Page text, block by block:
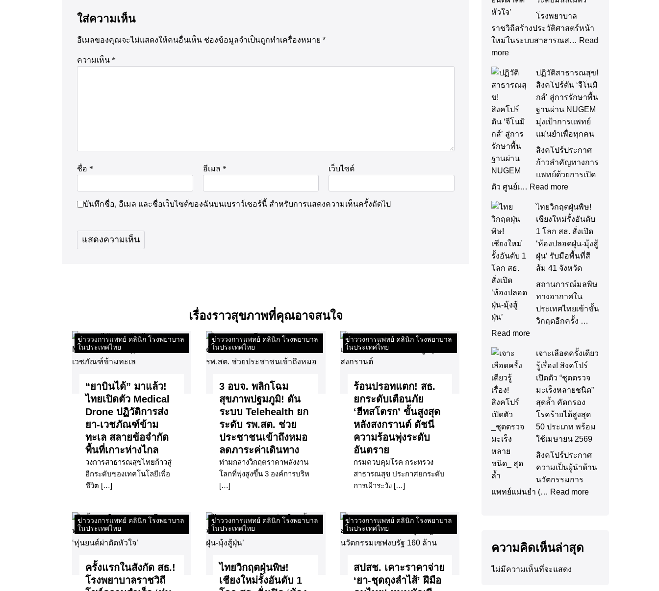
ใส่ความเห็น
อีเมลของคุณจะไม่แสดงให้คนอื่นเห็น ช่องข้อมูลจำเป็นถูกทำเครื่องหมาย *
ความเห็น *
ชื่อ * อีเมล * เว็บไซต์
บันทึกชื่อ, อีเมล และชื่อเว็บไซต์ของฉันบนเบราว์เซอร์นี้ สำหรับการแสดงความเห็นครั้งถัดไป
เรื่องราวสุขภาพที่คุณอาจสนใจ
ข่าววงการแพทย์ คลินิก โรงพยาบาล
ในประเทศไทย
“ยาบินได้” มาแล้ว!
ไทยเปิดตัว Medical
Drone ปฏิวัติการส่ง
ยา-เวชภัณฑ์ข้าม
ทะเล สลายข้อจำกัด
พื้นที่เกาะห่างไกล
วงการสาธารณสุขไทยก้าวสู่
อีกระดับของเทคโนโลยีเพื่อ
ชีวิต […]
ข่าววงการแพทย์ คลินิก โรงพยาบาล
ในประเทศไทย
3 อบจ. พลิกโฉม
สุขภาพปฐมภูมิ! ดัน
ระบบ Telehealth ยก
ระดับ รพ.สต. ช่วย
ประชาชนเข้าถึงหมอ
ลดภาระค่าเดินทาง
ท่ามกลางวิกฤตราคาพลังงาน
โลกที่พุ่งสูงขึ้น 3 องค์การบริห
[…]
ข่าววงการแพทย์ คลินิก โรงพยาบาล
ในประเทศไทย
ร้อนปรอทแตก! สธ.
ยกระดับเตือนภัย
‘ฮีทสโตรก’ ขั้นสูงสุด
หลังสงกรานต์ ดัชนี
ความร้อนพุ่งระดับ
อันตราย
กรมควบคุมโรค กระทรวง
สาธารณสุข ประกาศยกระดับ
การเฝ้าระวัง […]
ข่าววงการแพทย์ คลินิก โรงพยาบาล
ในประเทศไทย
ครั้งแรกในสังกัด สธ.!
โรงพยาบาลราชวิถี
ข่าววงการแพทย์ คลินิก โรงพยาบาล
ในประเทศไทย
ไทยวิกฤตฝุ่นพิษ!
เชียงใหม่รั้งอันดับ 1
ข่าววงการแพทย์ คลินิก โรงพยาบาล
ในประเทศไทย
สปสช. เคาะราคาจ่าย
‘ยา-ชุดถุงลำไส้’ ฝีมือ
โรงพยาบาล
ราชวิถีสร้างประวัติศาสตร์หน้า
ใหม่ในระบบสาธารณส… Read
more
ปฏิวัติสาธารณสุข!
สิงคโปร์ดัน ‘จีโนมิ
กส์’ สู่การรักษาพื้น
ฐานผ่าน NUGEM
มุ่งเป้าการแพทย์
แม่นยำเพื่อทุกคน
สิงคโปร์ประกาศ
ก้าวสำคัญทางการ
แพทย์ด้วยการเปิด
ตัว ศูนย์เ… Read more
ไทยวิกฤตฝุ่นพิษ!
เชียงใหม่รั้งอันดับ
1 โลก สธ. สั่งเปิด
‘ห้องปลอดฝุ่น-มุ้งสู้
ฝุ่น’ รับมือพื้นที่สี
ส้ม 41 จังหวัด
สถานการณ์มลพิษ
ทางอากาศใน
ประเทศไทยเข้าขั้น
วิกฤตอีกครั้ง …
Read more
เจาะเลือดครั้งเดียว
รู้เรื่อง! สิงคโปร์
เปิดตัว “ชุดตรวจ
มะเร็งหลายชนิด”
สุดล้ำ คัดกรอง
โรคร้ายได้สูงสุด
50 ประเภท พร้อม
ใช้เมษายน 2569
สิงคโปร์ประกาศ
ความเป็นผู้นำด้าน
นวัตกรรมการ
แพทย์แม่นยำ (… Read more
ความคิดเห็นล่าสุด
ไม่มีความเห็นที่จะแสดง